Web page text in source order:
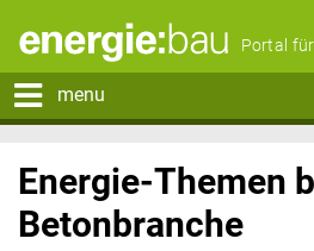
Portal
menu
Energie-Themen
Betonbranche